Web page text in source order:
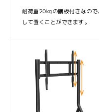
耐荷重20kgの棚板付きなの
して置くことができます。